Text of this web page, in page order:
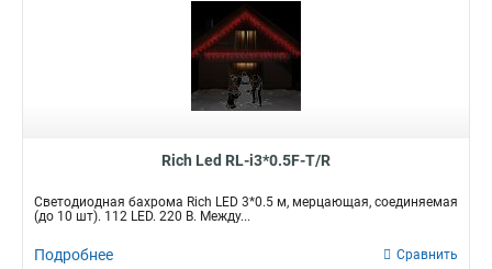
Rich Led RL-i3*0.5F-T/R
Светодиодная бахрома Rich LED 3*0.5 м, мерцающая, соединяемая
(до 10 шт). 112 LED. 220 В. Между...
Подробнее Сравнить